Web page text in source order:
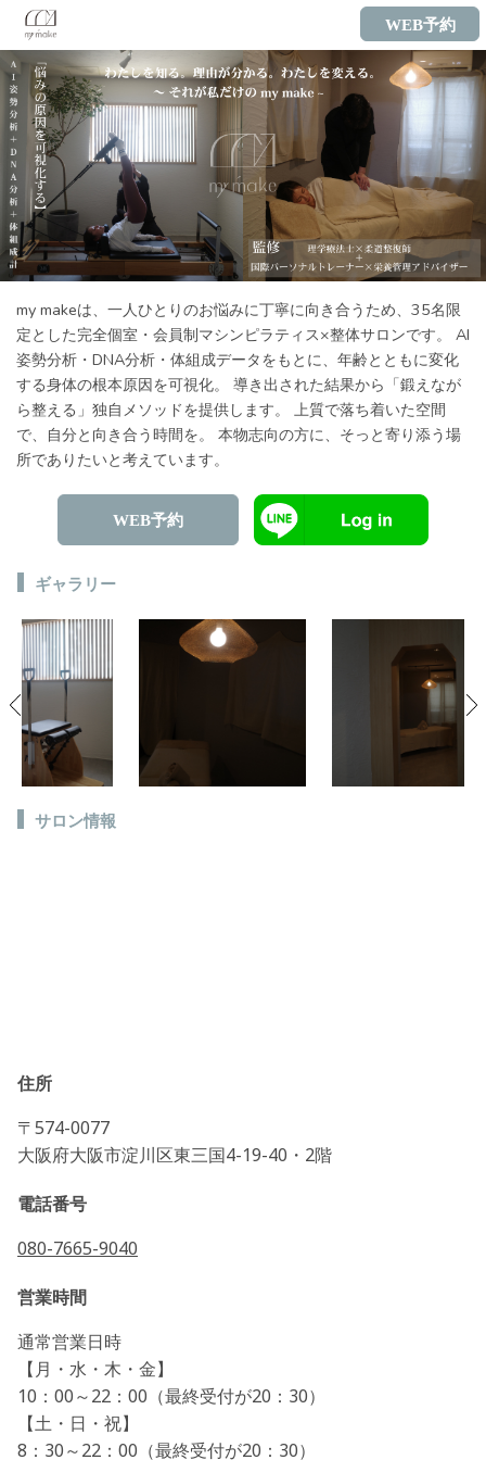
WEB予約
my makeは、一人ひとりのお悩みに丁寧に向き合うため、35名限
定とした完全個室・会員制マシンピラティス×整体サロンです。 AI
姿勢分析・DNA分析・体組成データをもとに、年齢とともに変化
する身体の根本原因を可視化。 導き出された結果から「鍛えなが
ら整える」独自メソッドを提供します。 上質で落ち着いた空間
で、自分と向き合う時間を。 本物志向の方に、そっと寄り添う場
所でありたいと考えています。
WEB予約
ギャラリー
サロン情報
住所
〒574-0077
大阪府大阪市淀川区東三国4-19-40・2階
電話番号
080-7665-9040
営業時間
通常営業日時
【月・水・木・金】
10：00～22：00（最終受付が20：30）
【土・日・祝】
8：30～22：00（最終受付が20：30）